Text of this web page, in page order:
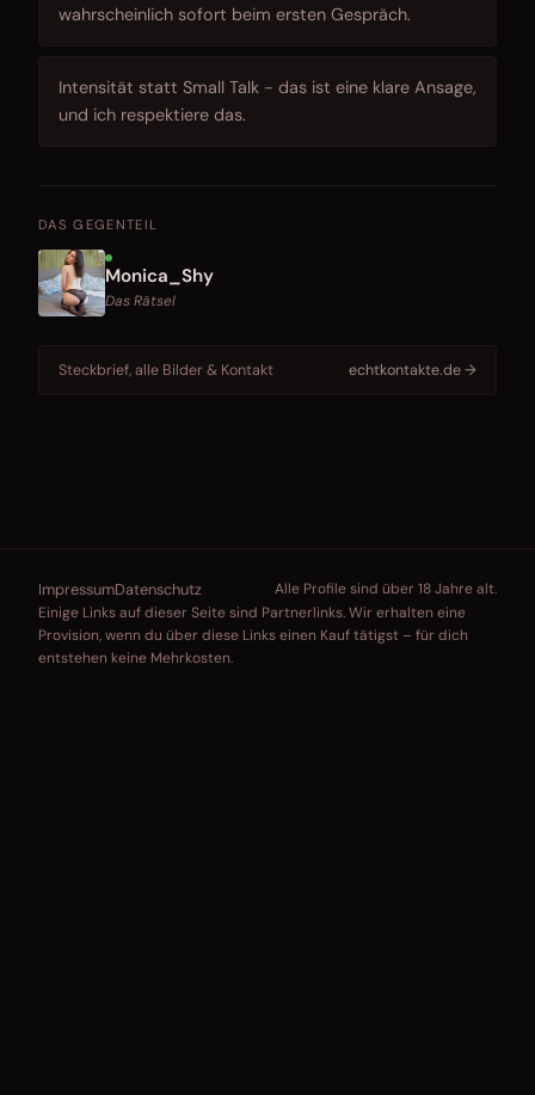
wahrscheinlich sofort beim ersten Gespräch.
Intensität statt Small Talk - das ist eine klare Ansage,
und ich respektiere das.
DAS GEGENTEIL
Monica_Shy
Das Rätsel
Steckbrief, alle Bilder & Kontakt echtkontakte.de →
ImpressumDatenschutz
Alle Profile sind über 18 Jahre alt.
Einige Links auf dieser Seite sind Partnerlinks. Wir erhalten eine
Provision, wenn du über diese Links einen Kauf tätigst – für dich
entstehen keine Mehrkosten.